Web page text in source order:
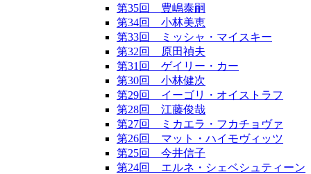
第35回 豊嶋泰嗣
第34回 小林美恵
第33回 ミッシャ・マイスキー
第32回 原田禎夫
第31回 ゲイリー・カー
第30回 小林健次
第29回 イーゴリ・オイストラフ
第28回 江藤俊哉
第27回 ミカエラ・フカチョヴァ
第26回 マット・ハイモヴィッツ
第25回 今井信子
第24回 エルネ・シェベシュティーン